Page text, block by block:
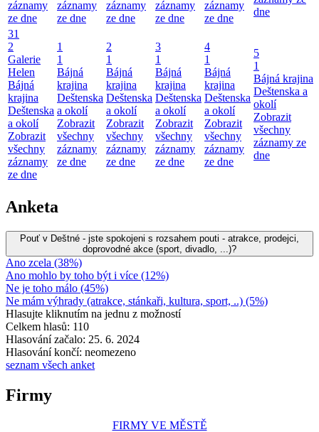
záznamy
ze dne
záznamy
ze dne
záznamy
ze dne
záznamy
ze dne
záznamy
ze dne
dne
31
2
Galerie
Helen
Bájná
krajina
Deštenska
a okolí
Zobrazit
všechny
záznamy
ze dne
1
1
Bájná
krajina
Deštenska
a okolí
Zobrazit
všechny
záznamy
ze dne
2
1
Bájná
krajina
Deštenska
a okolí
Zobrazit
všechny
záznamy
ze dne
3
1
Bájná
krajina
Deštenska
a okolí
Zobrazit
všechny
záznamy
ze dne
4
1
Bájná
krajina
Deštenska
a okolí
Zobrazit
všechny
záznamy
ze dne
5
1
Bájná krajina
Deštenska a
okolí
Zobrazit
všechny
záznamy ze
dne
Anketa
Pouť v Deštné - jste spokojeni s rozsahem pouti - atrakce, prodejci,
doprovodné akce (sport, divadlo, ...)?
Ano zcela (38%)
Ano mohlo by toho být i více (12%)
Ne je toho málo (45%)
Ne mám výhrady (atrakce, stánkaři, kultura, sport, ..) (5%)
Hlasujte kliknutím na jednu z možností
Celkem hlasů: 110
Hlasování začalo: 25. 6. 2024
Hlasování končí: neomezeno
seznam všech anket
Firmy
FIRMY VE MĚSTĚ